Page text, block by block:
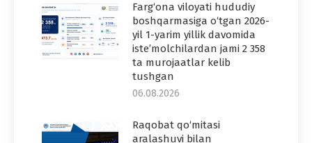
Farg‘ona viloyati hududiy
boshqarmasiga o‘tgan 2026-
yil 1-yarim yillik davomida
iste’molchilardan jami 2 358
ta murojaatlar kelib
tushgan
06.08.2026
Raqobat qo‘mitasi
aralashuvi bilan